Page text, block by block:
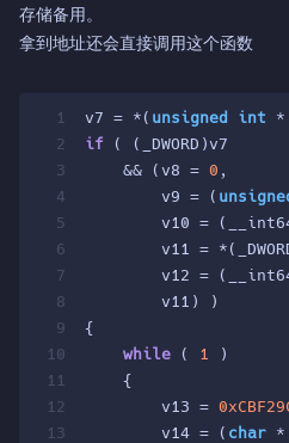
存储备用。
拿到地址还会直接调用这个函数
1
2
3
4
5
6
7
8
9
10
11
12
13
v7 = *( unsigned int
if ( (_DWORD)v7
    && (v8 =
0 ,
        v9 = (
v10 =
v11 =
v12 =
        v11) )
{
while ( 1
)
    {
        v13 =
        v14 = (
char